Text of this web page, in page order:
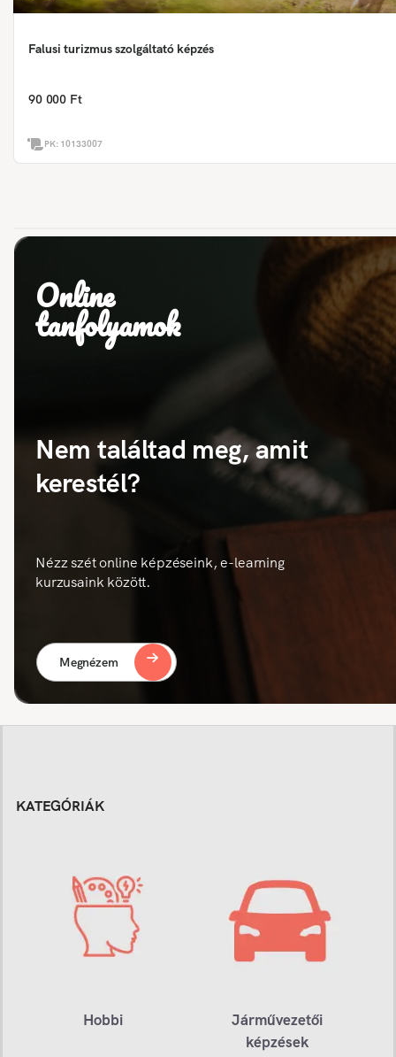
Falusi turizmus szolgáltató képzés
90 000 Ft
PK: 10133007
Online
tanfolyamok
Nem találtad meg, amit
kerestél?
Nézz szét online képzéseink, e-learning
kurzusaink között.
Megnézem
KATEGÓRIÁK
Hobbi
Járművezetői
képzések